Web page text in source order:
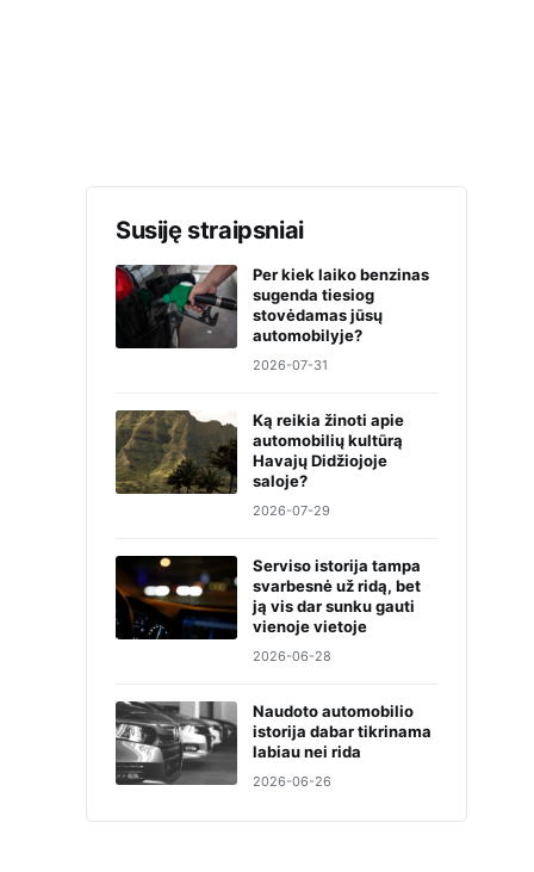
Susiję straipsniai
Per kiek laiko benzinas
sugenda tiesiog
stovėdamas jūsų
automobilyje?
2026-07-31
Ką reikia žinoti apie
automobilių kultūrą
Havajų Didžiojoje
saloje?
2026-07-29
Serviso istorija tampa
svarbesnė už ridą, bet
ją vis dar sunku gauti
vienoje vietoje
2026-06-28
Naudoto automobilio
istorija dabar tikrinama
labiau nei rida
2026-06-26